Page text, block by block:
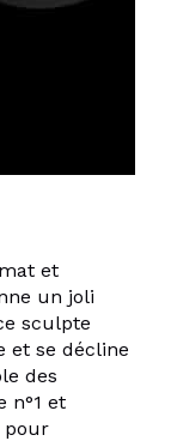
et
un joli
sculpte
et se décline
des
n°1 et
pour